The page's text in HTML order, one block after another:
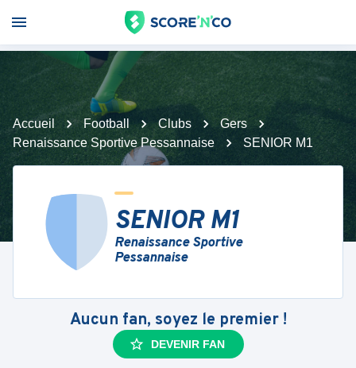
Accueil Football Clubs
Gers
Renaissance Sportive Pessannaise
SENIOR M1
SENIOR M1
Renaissance Sportive
Pessannaise
Aucun fan, soyez le premier !
DEVENIR FAN